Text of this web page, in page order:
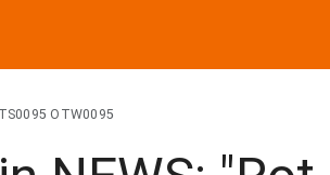
OTW0095